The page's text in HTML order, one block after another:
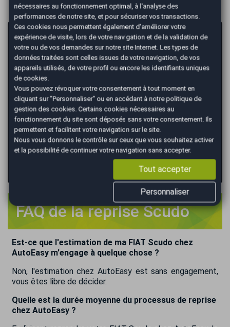
AutoEasy vous garantit la vente de votre
voiture au meilleur prix !
Renseignez votre immatriculation
Renseignez le kilométrage de votre véhicule
FAQ de la reprise Scudo
Est-ce que l'estimation de ma FIAT Scudo chez
AutoEasy m'engage à quelque chose ?
Non, l'estimation chez AutoEasy est sans engagement,
vous êtes libre de décider.
Quelle est la durée moyenne du processus de reprise
chez AutoEasy ?
nécessaires au fonctionnement optimal, à l'analyse des
performances de notre site, et pour sécuriser vos transactions.
Ces cookies nous permettent également d'améliorer votre
expérience de visite, lors de votre navigation et de la validation de
votre ou de vos demandes sur notre site Internet. Les types de
données traitées sont celles issues de votre navigation, de vos
appareils utilisés, de votre profil ou encore les identifiants uniques
de cookies.
Vous pouvez révoquer votre consentement à tout moment en
cliquant sur "Personnaliser" ou en accédant à notre politique de
gestion des cookies. Certains cookies nécessaires au
fonctionnement du site sont déposés sans votre consentement. Ils
permettent et facilitent votre navigation sur le site.
Nous vous donnons le contrôle sur ceux que vous souhaitez activer
et la possibilité de continuer votre navigation sans accepter.
Tout accepter
Personnaliser